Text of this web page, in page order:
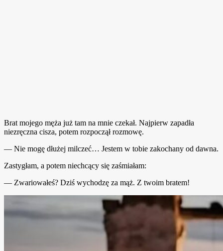
Brat mojego męża już tam na mnie czekał. Najpierw zapadła
niezręczna cisza, potem rozpoczął rozmowę.
— Nie mogę dłużej milczeć… Jestem w tobie zakochany od dawna.
Zastygłam, a potem niechcący się zaśmiałam:
— Zwariowałeś? Dziś wychodzę za mąż. Z twoim bratem!